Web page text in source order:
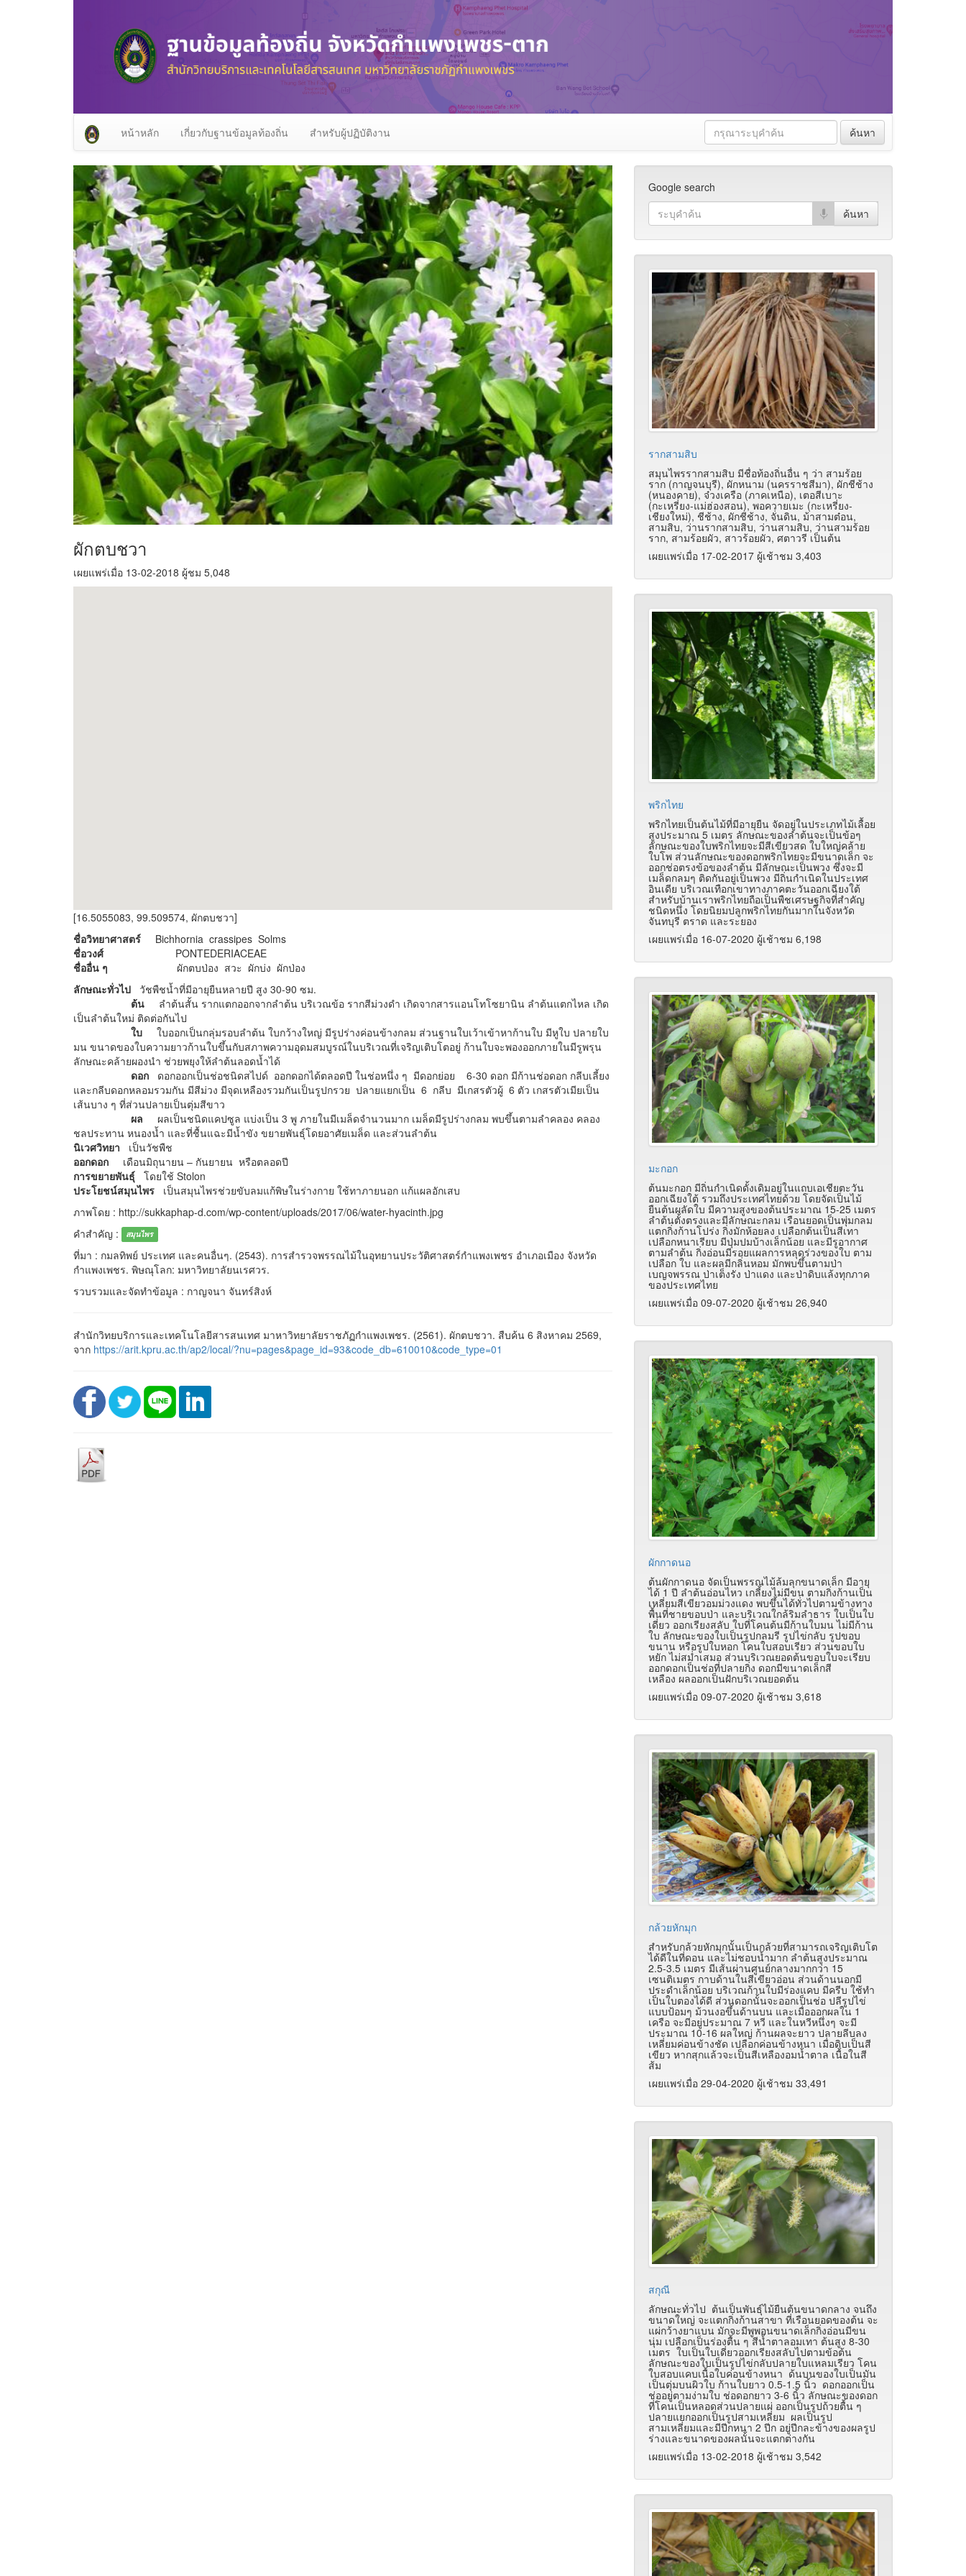
หน้าหลัก เกี่ยวกับฐานข้อมูลท้องถิ่น สำหรับผู้ปฏิบัติงาน ค้นหา
ผักตบชวา
เผยแพร่เมื่อ 13-02-2018 ผู้ชม 5,048
[16.5055083, 99.509574, ผักตบชวา]
ชื่อวิทยาศาสตร์ Bichhornia crassipes Solms
ชื่อวงศ์
PONTEDERIACEAE
ชื่ออื่น ๆ
ผักตบป่อง สวะ ผักบ่ง ผักป่อง
ลักษณะทั่วไป
วัชพืชน้ำที่มีอายุยืนหลายปี สูง 30-90 ซม.
ต้น ลำต้นสั้น รากแตกออกจากลำต้น บริเวณข้อ รากสีม่วงดำ เกิดจากสารแอนโทโซยานิน ลำต้นแตกไหล เกิด
เป็นลำต้นใหม่ ติดต่อกันไป
ใบ
ใบออกเป็นกลุ่มรอบลำต้น ใบกว้างใหญ่ มีรูปร่างค่อนข้างกลม ส่วนฐานใบเว้าเข้าหาก้านใบ มีหูใบ ปลายใบ
มน ขนาดของใบความยาวก้านใบขึ้นกับสภาพความอุดมสมบูรณ์ในบริเวณที่เจริญเติบโตอยู่ ก้านใบจะพองออกภายในมีรูพรุน
ลักษณะคล้ายผองนำ ช่วยพยุงให้ลำต้นลอดน้ำได้
ดอก
ดอกออกเป็นช่อชนิดสไปด์ ออกดอกได้ตลอดปี ในช่อหนึ่ง ๆ มีดอกย่อย 6-30 ดอก มีก้านช่อดอก กลีบเลี้ยง
และกลีบดอกหลอมรวมกัน มีสีม่วง มีจุดเหลืองรวมกันเป็นรูปกรวย ปลายแยกเป็น 6 กลีบ มีเกสรตัวผู้ 6 ตัว เกสรตัวเมียเป็น
เส้นบาง ๆ ที่ส่วนปลายเป็นตุ่มสีขาว
ผล
ผลเป็นชนิดแคปซูล แบ่งเป็น 3 พู ภายในมีเมล็ดจำนวนมาก เมล็ดมีรูปร่างกลม พบขึ้นตามลำคลอง คลอง
ชลประทาน หนองน้ำ และที่ชื้นแฉะมีน้ำขัง ขยายพันธุ์โดยอาศัยเมล็ด และส่วนลำต้น
นิเวศวิทยา เป็นวัชพืช
ออกดอก
เดือนมิถุนายน – กันยายน หรือตลอดปี
การขยายพันธุ์ โดยใช้ Stolon
ประโยชน์สมุนไพร
เป็นสมุนไพรช่วยขับลมแก้พิษในร่างกาย ใช้ทาภายนอก แก้แผลอักเสบ
ภาพโดย : http://sukkaphap-d.com/wp-content/uploads/2017/06/water-hyacinth.jpg
คำสำคัญ :
สมุนไพร
ที่มา : กมลทิพย์ ประเทศ และคนอื่นๆ. (2543). การสำรวจพรรณไม้ในอุทยานประวัติศาสตร์กำแพงเพชร อำเภอเมือง จังหวัด
กำแพงเพชร. พิษณุโลก: มหาวิทยาลัยนเรศวร.
รวบรวมและจัดทำข้อมูล : กาญจนา จันทร์สิงห์
สำนักวิทยบริการและเทคโนโลยีสารสนเทศ มาหาวิทยาลัยราชภัฏกำแพงเพชร. (2561). ผักตบชวา. สืบค้น 6 สิงหาคม 2569,
จาก https://arit.kpru.ac.th/ap2/local/?nu=pages&page_id=93&code_db=610010&code_type=01
Google search
รากสามสิบ
สมุนไพรรากสามสิบ มีชื่อท้องถิ่นอื่น ๆ ว่า สามร้อย
ราก (กาญจนบุรี), ผักหนาม (นครราชสีมา), ผักชีช้าง
(หนองคาย), จ๋วงเครือ (ภาคเหนือ), เตอสีเบาะ
(กะเหรี่ยง-แม่ฮ่องสอน), พอควายเมะ (กะเหรี่ยง-
เชียงใหม่), ชีช้าง, ผักชีช้าง, จั่นดิน, ม้าสามต๋อน,
สามสิบ, ว่านรากสามสิบ, ว่านสามสิบ, ว่านสามร้อย
ราก, สามร้อยผัว, สาวร้อยผัว, ศตาวรี เป็นต้น
เผยแพร่เมื่อ 17-02-2017 ผู้เช้าชม 3,403
พริกไทย
พริกไทยเป็นต้นไม้ที่มีอายุยืน จัดอยู่ในประเภทไม้เลื้อย
สูงประมาณ 5 เมตร ลักษณะของลำต้นจะเป็นข้อๆ
ลักษณะของใบพริกไทยจะมีสีเขียวสด ใบใหญ่คล้าย
ใบโพ ส่วนลักษณะของดอกพริกไทยจะมีขนาดเล็ก จะ
ออกช่อตรงข้อของลำต้น มีลักษณะเป็นพวง ซึ่งจะมี
เมล็ดกลมๆ ติดกันอยู่เป็นพวง มีถิ่นกำเนิดในประเทศ
อินเดีย บริเวณเทือกเขาทางภาคตะวันออกเฉียงใต้
สำหรับบ้านเราพริกไทยถือเป็นพืชเศรษฐกิจที่สำคัญ
ชนิดหนึ่ง โดยนิยมปลูกพริกไทยกันมากในจังหวัด
จันทบุรี ตราด และระยอง
เผยแพร่เมื่อ 16-07-2020 ผู้เช้าชม 6,198
มะกอก
ต้นมะกอก มีถิ่นกำเนิดดั้งเดิมอยู่ในแถบเอเชียตะวัน
ออกเฉียงใต้ รวมถึงประเทศไทยด้วย โดยจัดเป็นไม้
ยืนต้นผลัดใบ มีความสูงของต้นประมาณ 15-25 เมตร
ลำต้นตั้งตรงและมีลักษณะกลม เรือนยอดเป็นพุ่มกลม
แตกกิ่งก้านโปร่ง กิ่งมักห้อยลง เปลือกต้นเป็นสีเทา
เปลือกหนาเรียบ มีปุ่มปมบ้างเล็กน้อย และมีรูอากาศ
ตามลำต้น กิ่งอ่อนมีรอยแผลการหลุดร่วงของใบ ตาม
เปลือก ใบ และผลมีกลิ่นหอม มักพบขึ้นตามป่า
เบญจพรรณ ป่าเต็งรัง ป่าแดง และป่าดิบแล้งทุกภาค
ของประเทศไทย
เผยแพร่เมื่อ 09-07-2020 ผู้เช้าชม 26,940
ผักกาดนอ
ต้นผักกาดนอ จัดเป็นพรรณไม้ล้มลุกขนาดเล็ก มีอายุ
ได้ 1 ปี ลำต้นอ่อนไหว เกลี้ยงไม่มีขน ตามกิ่งก้านเป็น
เหลี่ยมสีเขียวอมม่วงแดง พบขึ้นได้ทั่วไปตามข้างทาง
พื้นที่ชายขอบป่า และบริเวณใกล้ริมลำธาร ใบเป็นใบ
เดี่ยว ออกเรียงสลับ ใบที่โคนต้นมีก้านใบมน ไม่มีก้าน
ใบ ลักษณะของใบเป็นรูปกลมรี รูปไข่กลับ รูปขอบ
ขนาน หรือรูปใบหอก โคนใบสอบเรียว ส่วนขอบใบ
หยัก ไม่สม่ำเสมอ ส่วนบริเวณยอดต้นขอบใบจะเรียบ
ออกดอกเป็นช่อที่ปลายกิ่ง ดอกมีขนาดเล็กสี
เหลือง ผลออกเป็นฝักบริเวณยอดต้น
เผยแพร่เมื่อ 09-07-2020 ผู้เช้าชม 3,618
กล้วยหักมุก
สำหรับกล้วยหักมุกนั้นเป็นกล้วยที่สามารถเจริญเติบโต
ได้ดีในที่ดอน และไม่ชอบน้ำมาก ลำต้นสูงประมาณ
2.5-3.5 เมตร มีเส้นผ่านศูนย์กลางมากกว่า 15
เซนติเมตร กาบด้านในสีเขียวอ่อน ส่วนด้านนอกมี
ประดำเล็กน้อย บริเวณก้านใบมีร่องแคบ มีครีบ ใช้ทำ
เป็นใบตองได้ดี ส่วนดอกนั้นจะออกเป็นช่อ ปลีรูปไข่
แบบป้อมๆ ม้วนงอขึ้นด้านบน และเมื่อออกผลใน 1
เครือ จะมีอยู่ประมาณ 7 หวี และในหวีหนึ่งๆ จะมี
ประมาณ 10-16 ผลใหญ่ ก้านผลจะยาว ปลายลีบลง
เหลี่ยมค่อนข้างชัด เปลือกค่อนข้างหนา เมื่อดิบเป็นสี
เขียว หากสุกแล้วจะเป็นสีเหลืองอมน้ำตาล เนื้อในสี
ส้ม
เผยแพร่เมื่อ 29-04-2020 ผู้เช้าชม 33,491
สกุณี
ลักษณะทั่วไป ต้นเป็นพันธุ์ไม้ยืนต้นขนาดกลาง จนถึง
ขนาดใหญ่ จะแตกกิ่งก้านสาขา ที่เรือนยอดของต้น จะ
แผ่กว้างยาแบน มักจะมีพูพอนขนาดเล็กกิ่งอ่อนมีขน
นุ่ม เปลือกเป็นร่องตื้น ๆ สีน้ำตาลอมเทา ต้นสูง 8-30
เมตร ใบเป็นใบเดี่ยวออกเรียงสลับไปตามข้อต้น
ลักษณะของใบเป็นรูปไข่กลับปลายใบแหลมเรียว โคน
ใบสอบแคบเนื้อใบค่อนข้างหนา ด้นบนของใบเป็นมัน
เป็นตุ่มบนผิวใบ ก้านใบยาว 0.5-1.5 นิ้ว ดอกออกเป็น
ช่ออยู่ตามง่ามใบ ช่อดอกยาว 3-6 นิ้ว ลักษณะของดอก
ที่โคนเป็นหลอดส่วนปลายแผ่ ออกเป็นรูปถ้วยตื้น ๆ
ปลายแยกออกเป็นรูปสามเหลี่ยม ผลเป็นรูป
สามเหลี่ยมและมีปีกหนา 2 ปีก อยู่ปีกละข้างของผลรูป
ร่างและขนาดของผลนั้นจะแตกต่างกัน
เผยแพร่เมื่อ 13-02-2018 ผู้เช้าชม 3,542